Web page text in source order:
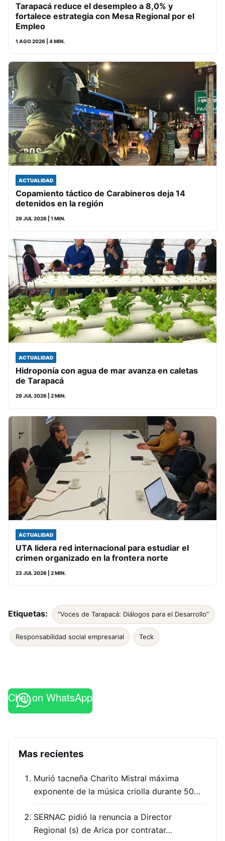
Tarapacá reduce el desempleo a 8,0% y
fortalece estrategia con Mesa Regional por el
Empleo
1 AGO 2026 | 4 MIN.
ACTUALIDAD
Copamiento táctico de Carabineros deja 14
detenidos en la región
29 JUL 2026 | 1 MIN.
ACTUALIDAD
Hidroponía con agua de mar avanza en caletas
de Tarapacá
29 JUL 2026 | 2 MIN.
ACTUALIDAD
UTA lidera red internacional para estudiar el
crimen organizado en la frontera norte
23 JUL 2026 | 2 MIN.
Etiquetas: “Voces de Tarapacá: Diálogos para el Desarrollo”
Responsabilidad social empresarial Teck
Chat on WhatsApp
Mas recientes
Murió tacneña Charito Mistral máxima
exponente de la música criolla durante 50…
SERNAC pidió la renuncia a Director
Regional (s) de Arica por contratar…